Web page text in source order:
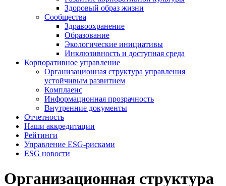
Здоровый образ жизни
Сообщества
Здравоохранение
Образование
Экологические инициативы
Инклюзивность и доступная среда
Корпоративное управление
Организационная структура управления
устойчивым развитием
Комплаенс
Информационная прозрачность
Внутренние документы
Отчетность
Наши аккредитации
Рейтинги
Управление ESG-рисками
ESG новости
Организационная структура